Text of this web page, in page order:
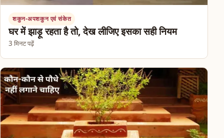
शकुन-अपशकुन एवं संकेत
घर में झाड़ू रहता है तो, देख लीजिए इसका सही नियम
3 मिनट पढ़ें